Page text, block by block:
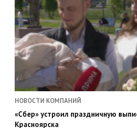
НОВОСТИ КОМПАНИЙ
«Сбер» устроил праздничную
Красноярска